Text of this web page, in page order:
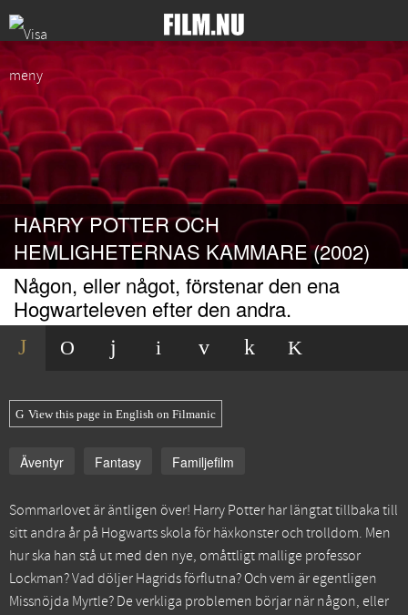
HARRY POTTER OCH
HEMLIGHETERNAS KAMMARE (2002)
Någon, eller något, förstenar den ena
Hogwarteleven efter den andra.
View this page in English on Filmanic
Äventyr Fantasy Familjefilm
Sommarlovet är äntligen över! Harry Potter har längtat tillbaka till
sitt andra år på Hogwarts skola för häxkonster och trolldom. Men
hur ska han stå ut med den nye, omåttligt mallige professor
Lockman? Vad döljer Hagrids förflutna? Och vem är egentligen
Missnöjda Myrtle? De verkliga problemen börjar när någon, eller